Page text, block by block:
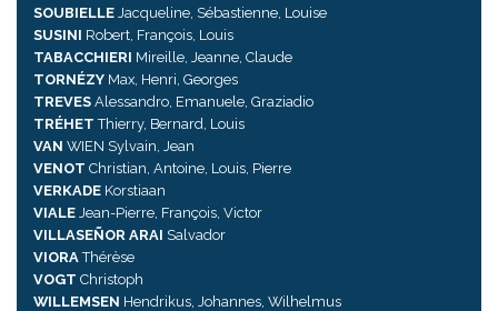
SOUBIELLE Jacqueline, Sébastienne, Louise
SUSINI Robert, François, Louis
TABACCHIERI Mireille, Jeanne, Claude
TORNÉZY Max, Henri, Georges
TREVES Alessandro, Emanuele, Graziadio
TRÉHET Thierry, Bernard, Louis
VAN WIEN Sylvain, Jean
VENOT Christian, Antoine, Louis, Pierre
VERKADE Korstiaan
VIALE Jean-Pierre, François, Victor
VILLASEÑOR ARAI Salvador
VIORAThérèse
VOGT Christoph
WILLEMSEN Hendrikus, Johannes, Wilhelmus